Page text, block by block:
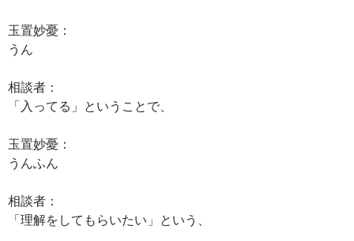
玉置妙憂：
うん
相談者：
「入ってる」ということで、
玉置妙憂：
うんふん
相談者：
「理解をしてもらいたい」という、